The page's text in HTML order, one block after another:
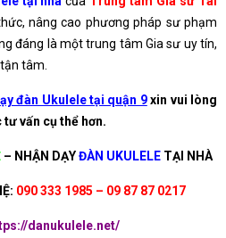
nâng cao phương pháp sư phạm
đáng là một trung tâm Gia sư uy tín,
tâm.
đàn Ukulele tại quận 9xin vui lòng
vấn cụ thể hơn.
– NHẬN DẠYĐÀN UKULELETẠI NHÀ
090 333 1985 – 09 87 87 0217
danukulele.net/